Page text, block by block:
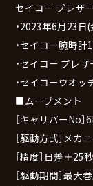
セイコー プレザ
・2023年6月23日
・セイコー腕時
・セイコー プレ
・セイコーウオ
■ムーブメント
［キャリバーNo］
［駆動方式］メカ
［精度］日差＋25
［駆動期間］最大